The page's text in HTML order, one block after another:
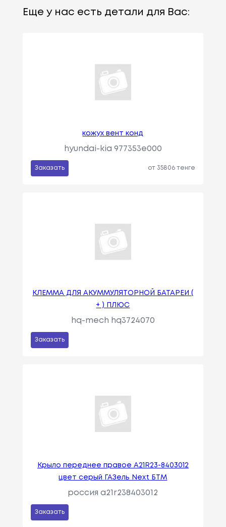
Еще у нас есть детали для Вас:
кожух вент конд
hyundai-kia 977353e000
Заказать от 35806 тенге
КЛЕММА ДЛЯ АКУММУЛЯТОРНОЙ БАТАРЕИ (
+ ) ПЛЮС
hq-mech hq3724070
Заказать
Крыло переднее правое A21R23-8403012
цвет серый ГАЗель Next БТМ
россия a21r238403012
Заказать